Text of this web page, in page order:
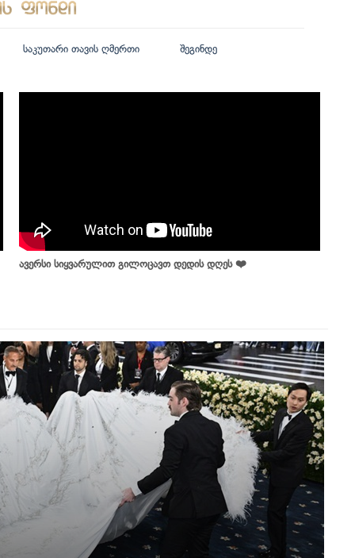
საკუთარი თავის ღმერთი შეგინდე
ავერსი სიყვარულით გილოცავთ დედის დღეს ❤️